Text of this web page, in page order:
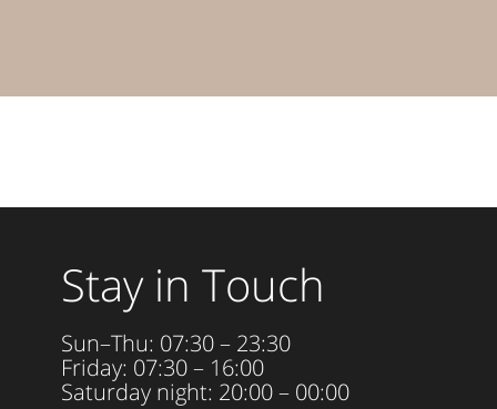
Stay in Touch
Sun–Thu: 07:30 – 23:30
Friday: 07:30 – 16:00
Saturday night: 20:00 – 00:00